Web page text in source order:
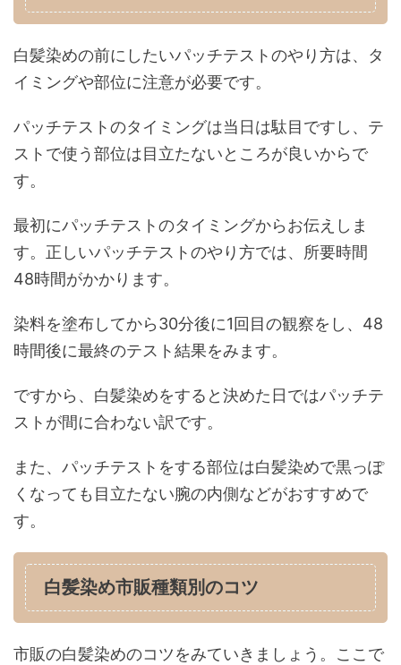
白髪染めの前にしたいパッチテストのやり方は、タ
イミングや部位に注意が必要です。
パッチテストのタイミングは当日は駄目ですし、テ
ストで使う部位は目立たないところが良いからで
す。
最初にパッチテストのタイミングからお伝えしま
す。正しいパッチテストのやり方では、所要時間
48時間がかかります。
染料を塗布してから30分後に1回目の観察をし、48
時間後に最終のテスト結果をみます。
ですから、白髪染めをすると決めた日ではパッチテ
ストが間に合わない訳です。
また、パッチテストをする部位は白髪染めで黒っぽ
くなっても目立たない腕の内側などがおすすめで
す。
白髪染め市販種類別のコツ
市販の白髪染めのコツをみていきましょう。ここで